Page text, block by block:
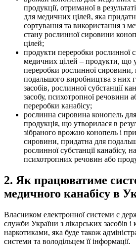
продукції, отриманої в
для медичних цілей, яка
сортування та використання з
стану рослинної сировини
цілей;
продукти переробки рослинної
медичних цілей – продукти, що
переробки рослинної сировини,
подальшого виробництва з них
засобів, рослинної субстанції
засобу, психотропної речовини
переробки канабісу;
рослинна сировина конопель
продукція, що утворилася в
зібраного врожаю конопель і
сировини, придатна для
рослинної субстанції канабісу,
психотропних речовин або
2. Як працюватиме
медичного канабісу в
Власником електронної системи є
служби України з лікарських засобів і
наркотиками, яка буде також
системи та володільцем її інформації.